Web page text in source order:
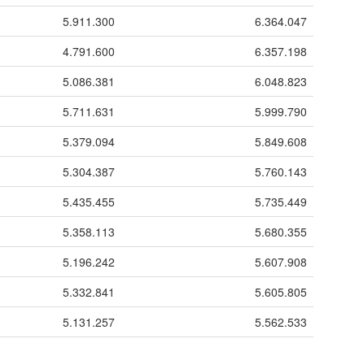
5.911.300
6.364.047
4.791.600
6.357.198
5.086.381
6.048.823
5.711.631
5.999.790
5.379.094
5.849.608
5.304.387
5.760.143
5.435.455
5.735.449
5.358.113
5.680.355
5.196.242
5.607.908
5.332.841
5.605.805
5.131.257
5.562.533